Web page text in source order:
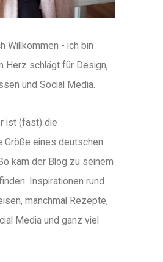
Willkommen - ich bin
Herz schlägt für Design,
und Social Media.
ist (fast) die
Größe eines deutschen
kam der Blog zu seinem
Inspirationen rund
manchmal Rezepte,
Media und ganz viel